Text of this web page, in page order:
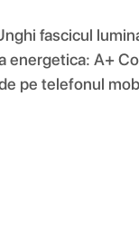
fascicul
A+
pe telefonul